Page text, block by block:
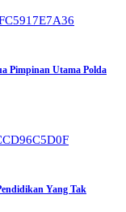
Pimpinan Utama Polda
Yang Tak